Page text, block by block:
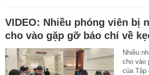
VIDEO: Nhiều phóng viên bị
cho vào gặp gỡ báo chí về
Nhiều
cho vào
của Tập